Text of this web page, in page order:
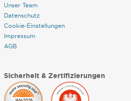
Unser Team
Datenschutz
Cookie-Einstellungen
Impressum
AGB
Sicherheit & Zertifizierungen